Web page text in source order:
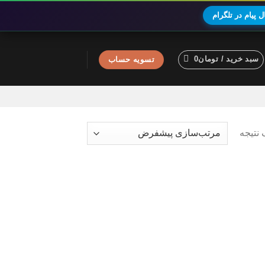
پیام در تلگرام
سبد خرید / تومان0 تسویه حساب